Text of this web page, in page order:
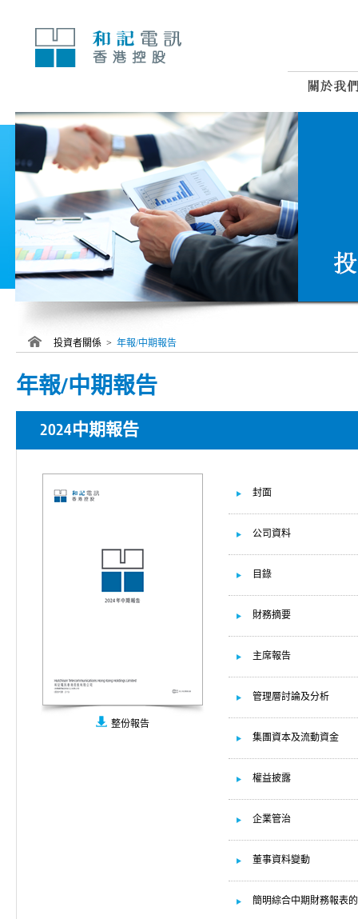
投資者關係 > 年報/中期報告
年報/中期報告
2024中期報告
整份報告
封面
公司資料
目錄
財務摘要
主席報告
管理層討論及分析
集團資本及流動資金
權益披露
企業管治
董事資料變動
簡明綜合中期財務報表